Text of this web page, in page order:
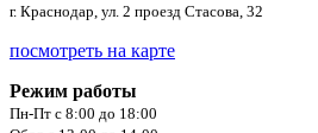
г. Краснодар, ул. 2 проезд Стасова, 32
посмотреть на карте
Режим работы
Пн-Пт с 8:00 до 18:00